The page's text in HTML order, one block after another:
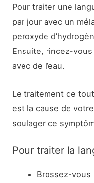
Pour traiter une
par jour avec un
peroxyde
Ensuite, rincez-
avec de l’eau.
Le traitement de
est la cause de
soulager ce
Pour traiter la
Brossez-vous